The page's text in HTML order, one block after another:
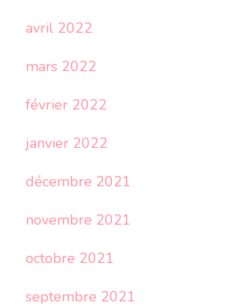
avril 2022
mars 2022
février 2022
janvier 2022
décembre 2021
novembre 2021
octobre 2021
septembre 2021